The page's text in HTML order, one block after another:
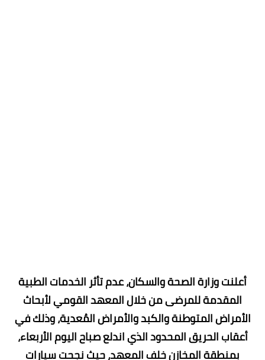
أعلنت وزارة الصحة والسكان، عدم تأثر الخدمات الطبية
المقدمة للمرضى من خلال المعهد القومي لأبحاث
الأمراض المتوطنة والكبد والأمراض المُعدية، وذلك في
أعقاب الحريق المحدود الذي اندلع صباح اليوم الأربعاء،
بمنطقة المخازن خلف المعهد، حيث نجحت سيارات